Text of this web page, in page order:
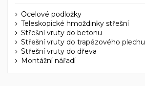
Ocelové podložky
Teleskopické hmoždinky střešní
Střešní vruty do betonu
Střešní vruty do trapézového plechu
Střešní vruty do dřeva
Montážní nářadí